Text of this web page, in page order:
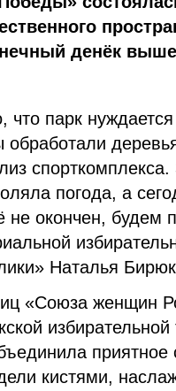
денёк
что парк
спорткомплекса.
погода, а
не окончен, будем
Наталья
«Союза женщин
кистями,